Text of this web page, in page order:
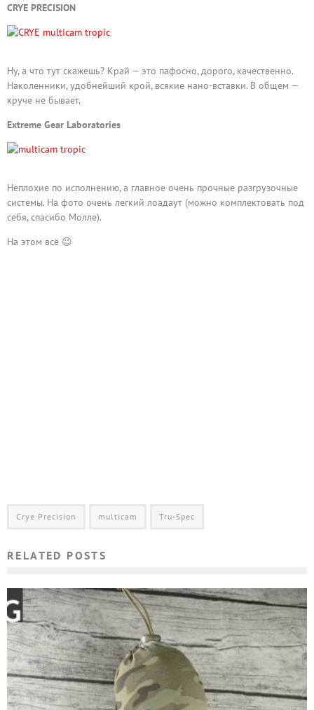
CRYE PRECISION
Ну, а что тут скажешь? Край — это пафосно, дорого, качественно.
Наколенники, удобнейший крой, всякие нано-вставки. В общем —
круче не бывает.
Extreme Gear Laboratories
Неплохие по исполнению, а главное очень прочные разгрузочные
системы. На фото очень легкий лоадаут (можно комплектовать под
себя, спасибо Молле).
На этом всё 😉
Crye Precision multicam Tru-Spec
RELATED POSTS